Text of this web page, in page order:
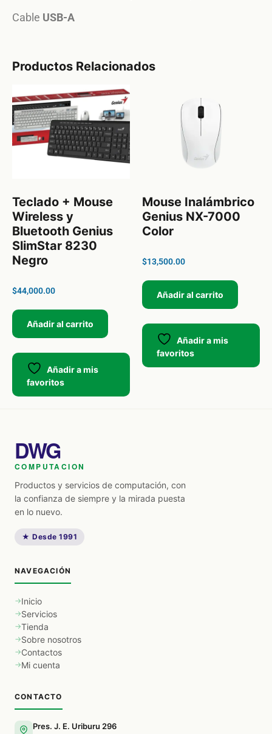
Cable USB-A
Productos Relacionados
Teclado + Mouse
Wireless y
Bluetooth Genius
SlimStar 8230
Negro
$44,000.00
Añadir al carrito
Añadir a mis
favoritos
Mouse Inalámbrico
Genius NX-7000
Color
$13,500.00
Añadir al carrito
Añadir a mis
favoritos
DWG
COMPUTACION
Productos y servicios de computación, con
la confianza de siempre y la mirada puesta
en lo nuevo.
★ Desde 1991
NAVEGACIÓN
Inicio
Servicios
Tienda
Sobre nosotros
Contactos
Mi cuenta
CONTACTO
Pres. J. E. Uriburu 296